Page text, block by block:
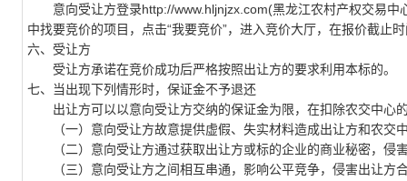
意向受让方登录http://www.hljnjzx.com(黑龙江农村产权交易中
中找要竞价的项目，点击“我要竞价”，进入竞价大厅，在报价截止
六、受让方
受让方承诺在竞价成功后严格按照出让方的要求利用本标的。
七、当出现下列情形时，保证金不予退还
出让方可以以意向受让方交纳的保证金为限，在扣除农交中心
（一）意向受让方故意提供虚假、失实材料造成出让方和农交
（二）意向受让方通过获取出让方或标的企业的商业秘密，侵
（三）意向受让方之间相互串通，影响公平竞争，侵害出让方